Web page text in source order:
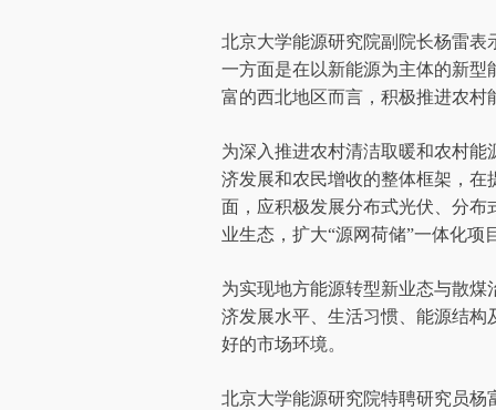
北京大学能源研究院副院长杨雷表
一方面是在以新能源为主体的新
富的西北地区而言，积极推进农
为深入推进农村清洁取暖和农村
济发展和农民增收的整体框架，
面，应积极发展分布式光伏、分
业生态，扩大“源网荷储”一体化
为实现地方能源转型新业态与散
济发展水平、生活习惯、能源结
好的市场环境。
北京大学能源研究院特聘研究员杨